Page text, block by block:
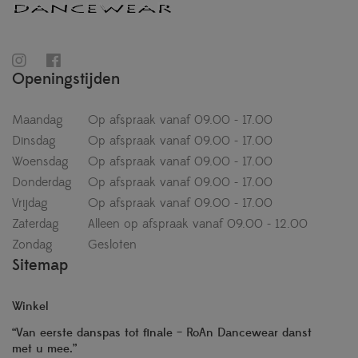
Openingstijden
Maandag
Op afspraak vanaf 09.00 - 17.00
Dinsdag
Op afspraak vanaf 09.00 - 17.00
Woensdag
Op afspraak vanaf 09.00 - 17.00
Donderdag
Op afspraak vanaf 09.00 - 17.00
Vrijdag
Op afspraak vanaf 09.00 - 17.00
Zaterdag
Alleen op afspraak vanaf 09.00 - 12.00
Zondag
Gesloten
Sitemap
Winkel
“Van eerste danspas tot finale – RoAn Dancewear danst
met u mee.”